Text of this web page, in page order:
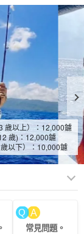
歲以上）： 12,000鑢
歲)： 12,000鑢
以下）： 10,000鑢
常見問題。